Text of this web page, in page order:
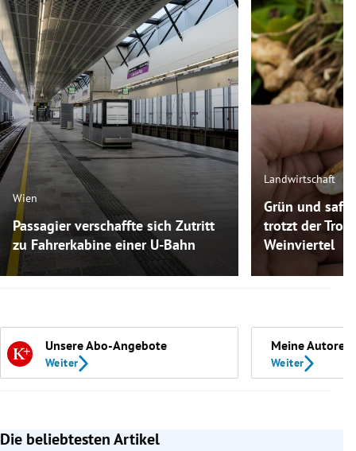
Wien
Passagier verschaffte sich Zutritt
zu Fahrerkabine einer U-Bahn
Landwirtschaft
Grün und
trotzt der
Weinviertel
Unsere Abo-Angebote
Weiter
Meine Autoren
Weiter
Die beliebtesten Artikel
Slide 1 von 7